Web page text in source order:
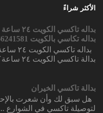
الأكثر شراءً
بداله
بداله تكاسي بالكويت 66241581
بداله
بدالة تاكسي الكويت ٢٤ ساعة؟ بدالة ...
بدالة تاكسي الخيران
هل سبق لك وأن شعرت
لتوصيلة تاكسي في الشوارع